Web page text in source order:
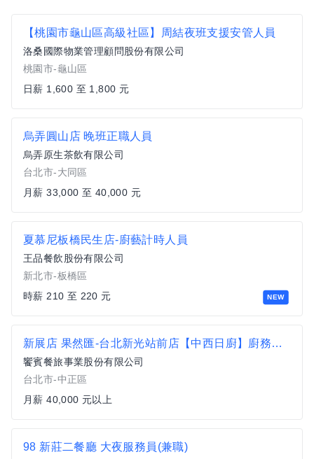
【桃園市龜山區高級社區】周結夜班支援安管人員
洛桑國際物業管理顧問股份有限公司
桃園市-龜山區
日薪 1,600 至 1,800 元
烏弄圓山店 晚班正職人員
烏弄原生茶飲有限公司
台北市-大同區
月薪 33,000 至 40,000 元
NEW
夏慕尼板橋民生店-廚藝計時人員
王品餐飲股份有限公司
新北市-板橋區
時薪 210 至 220 元
新展店 果然匯-台北新光站前店【中西日廚】廚務組長 起薪40000
饗賓餐旅事業股份有限公司
台北市-中正區
月薪 40,000 元以上
98 新莊二餐廳 大夜服務員(兼職)